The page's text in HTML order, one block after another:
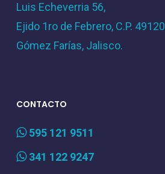
Luis Echeverria 56,
Ejido 1ro de Febrero, C.P. 49120
Gómez Farías, Jalisco.
CONTACTO
595 121 9511
341 122 9247